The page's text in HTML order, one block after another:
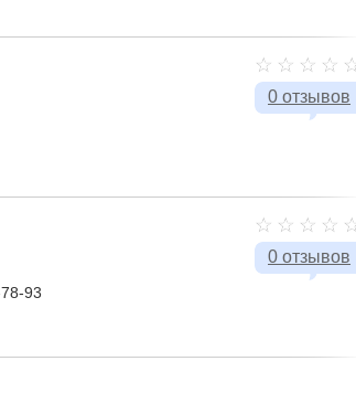
0 отзывов
0 отзывов
93